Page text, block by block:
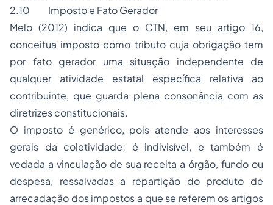
2.10 Imposto e Fato Gerador
Melo (2012) indica que o CTN, em seu artigo 16,
conceitua imposto como tributo cuja obrigação tem
por fato gerador uma situação independente de
qualquer atividade estatal específica relativa ao
contribuinte, que guarda plena consonância com as
diretrizes constitucionais.
O imposto é genérico, pois atende aos interesses
gerais da coletividade; é indivisível, e também é
vedada a vinculação de sua receita a órgão, fundo ou
despesa, ressalvadas a repartição do produto de
arrecadação dos impostos a que se referem os artigos